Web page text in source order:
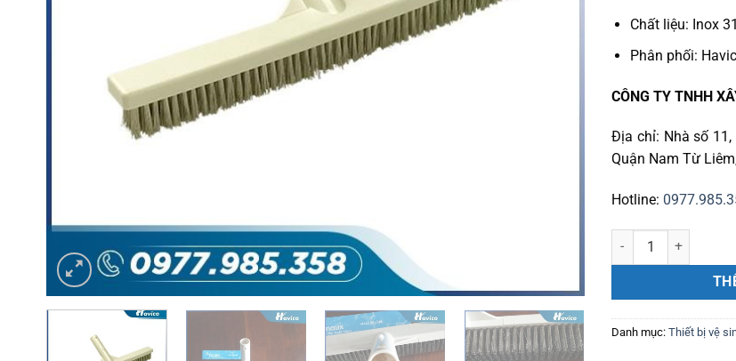
Chất liệu: Inox
Phân phối:
CÔNG TY TNHH
Địa chỉ: Nhà số 11,
Quận Nam Từ
Hotline:
Chổi cọ CE205 số lượng
Danh mục: Thiết bị vệ